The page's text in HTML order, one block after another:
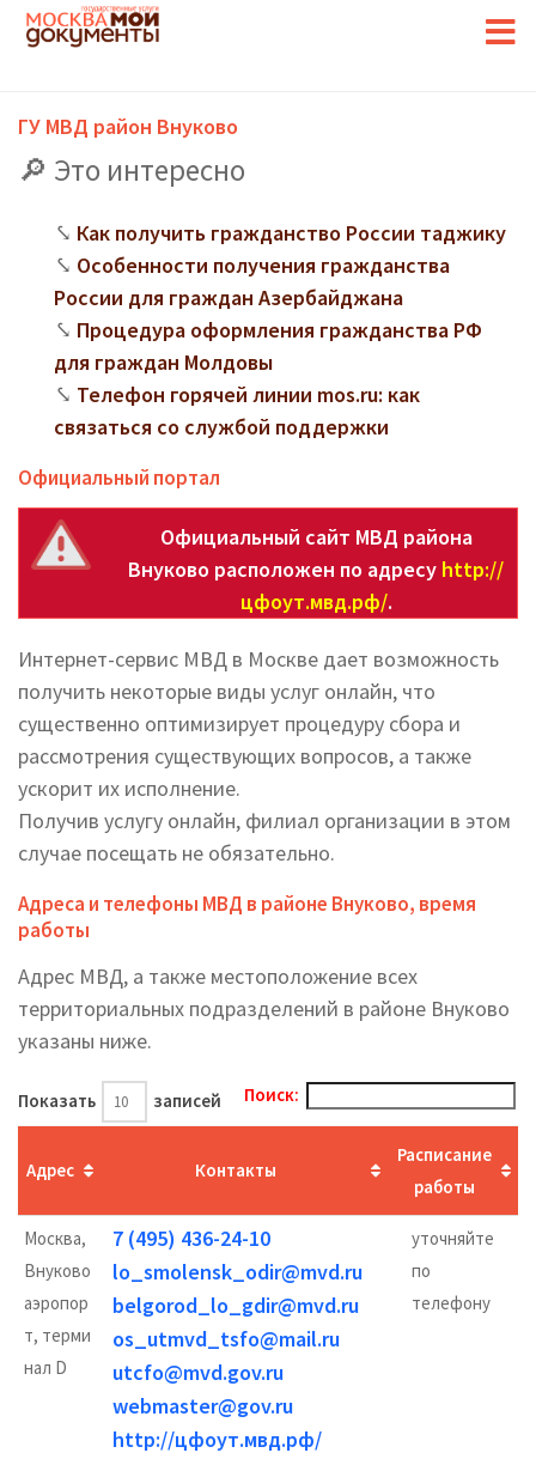
ГУ МВД район Внуково
Это интересно
Как получить гражданство России таджику
Особенности получения гражданства
России для граждан Азербайджана
Процедура оформления гражданства РФ
для граждан Молдовы
Телефон горячей линии mos.ru: как
связаться со службой поддержки
Официальный портал
Официальный сайт МВД района
Внуково расположен по адресу http://
цфоут.мвд.рф/.
Интернет-сервис МВД в Москве дает возможность
получить некоторые виды услуг онлайн, что
существенно оптимизирует процедуру сбора и
рассмотрения существующих вопросов, а также
ускорит их исполнение.
Получив услугу онлайн, филиал организации в этом
случае посещать не обязательно.
Адреса и телефоны МВД в районе Внуково, время
работы
Адрес МВД, а также местоположение всех
территориальных подразделений в районе Внуково
указаны ниже.
Показать записей Поиск:
Адрес Контакты
Расписание
работы
Москва,
Внуково
аэропор
т, терми
нал D
7 (495) 436-24-10
lo_smolensk_odir@mvd.ru
belgorod_lo_gdir@mvd.ru
os_utmvd_tsfo@mail.ru
utcfo@mvd.gov.ru
webmaster@gov.ru
http://цфоут.мвд.рф/
уточняйте
по
телефону